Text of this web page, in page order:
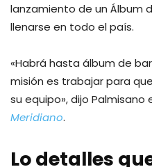
lanzamiento de un Álbum
llenarse en todo el país.
«Habrá hasta álbum de
misión es trabajar para
su equipo», dijo
Meridiano.
Lo detalles